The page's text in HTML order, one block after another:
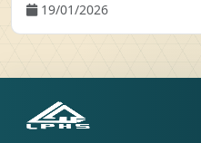
19/01/2026